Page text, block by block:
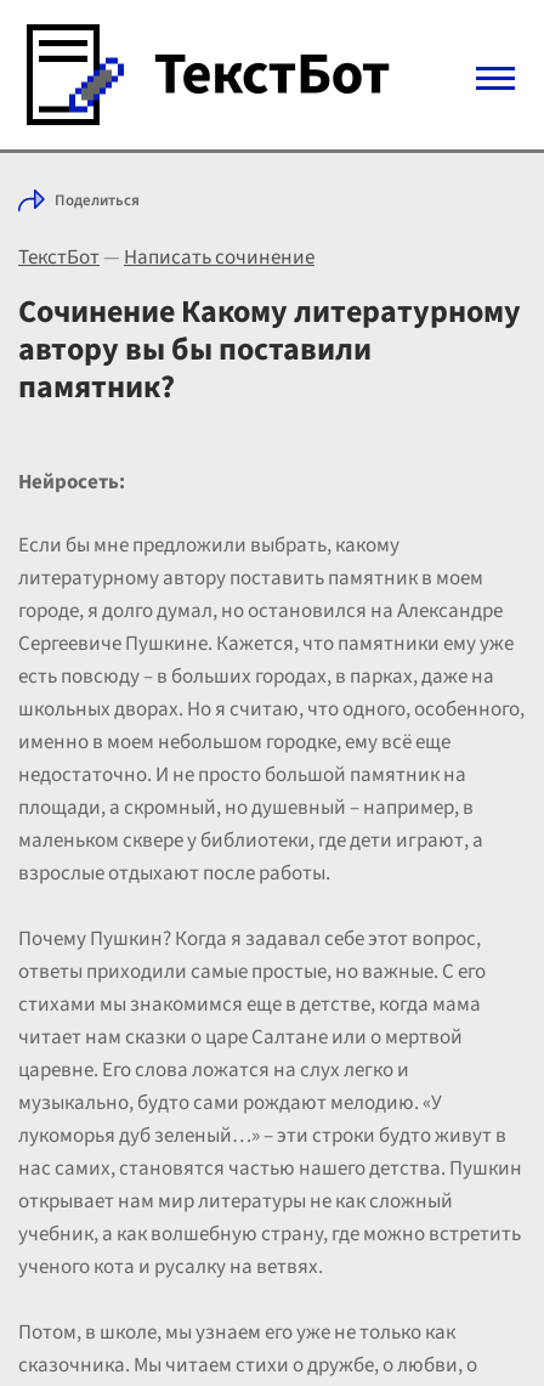
Войти с Telegram
Выбрать режим
Цены
Поделиться
ТекстБот—Написать сочинение
Сочинение Какому литературному
автору вы бы поставили
памятник?
Нейросеть:
Если бы мне предложили выбрать, какому
литературному автору поставить памятник в моем
городе, я долго думал, но остановился на Александре
Сергеевиче Пушкине. Кажется, что памятники ему уже
есть повсюду – в больших городах, в парках, даже на
школьных дворах. Но я считаю, что одного, особенного,
именно в моем небольшом городке, ему всё еще
недостаточно. И не просто большой памятник на
площади, а скромный, но душевный – например, в
маленьком сквере у библиотеки, где дети играют, а
взрослые отдыхают после работы.
Почему Пушкин? Когда я задавал себе этот вопрос,
ответы приходили самые простые, но важные. С его
стихами мы знакомимся еще в детстве, когда мама
читает нам сказки о царе Салтане или о мертвой
царевне. Его слова ложатся на слух легко и
музыкально, будто сами рождают мелодию. «У
лукоморья дуб зеленый…» – эти строки будто живут в
нас самих, становятся частью нашего детства. Пушкин
открывает нам мир литературы не как сложный
учебник, а как волшебную страну, где можно встретить
ученого кота и русалку на ветвях.
Потом, в школе, мы узнаем его уже не только как
сказочника. Мы читаем стихи о дружбе, о любви, о